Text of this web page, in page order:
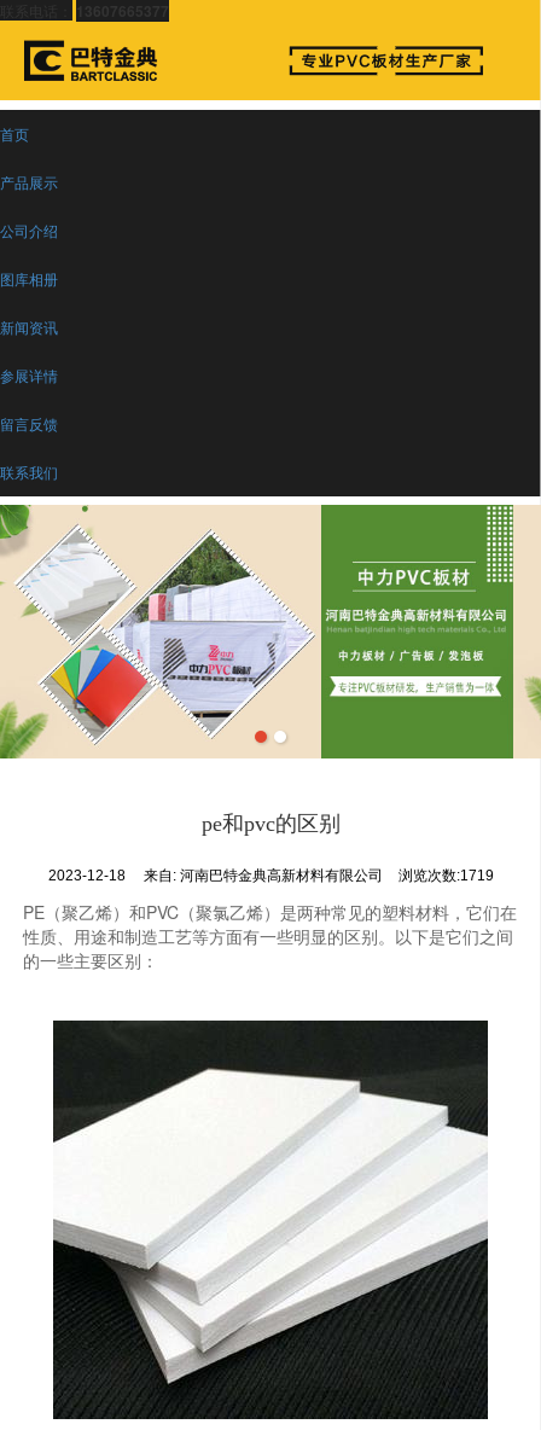
首页
产品展示
公司介绍
图库相册
新闻资讯
参展详情
留言反馈
联系我们
pe和pvc的区别
2023-12-18 来自: 河南巴特金典高新材料有限公司 浏览次数:1719
PE（聚乙烯）和PVC（聚氯乙烯）是两种常见的塑料材料，它们在
性质、用途和制造工艺等方面有一些明显的区别。以下是它们之间
的一些主要区别：